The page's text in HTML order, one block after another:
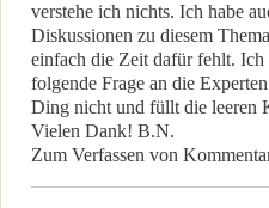
verstehe ich nichts. Ich habe
Diskussionen zu diesem
einfach die Zeit dafür fehlt. Ich
folgende Frage an die
Ding nicht und füllt die leeren
Vielen Dank! B.N.
Zum Verfassen von